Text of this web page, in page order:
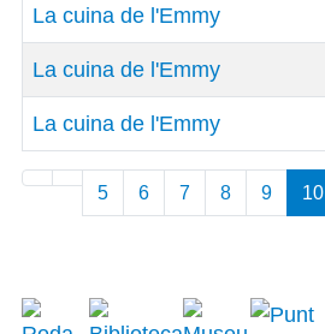
Articles
La cuina de l'Emmy
La cuina de l'Emmy
La cuina de l'Emmy
5 6 7 8 9 10